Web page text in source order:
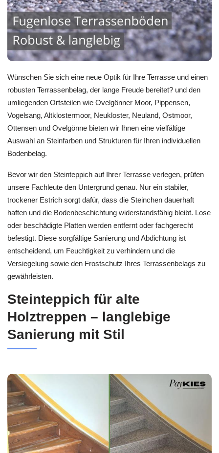
Wünschen Sie sich eine neue Optik für Ihre Terrasse und einen
robusten Terrassenbelag, der lange Freude bereitet? und den
umliegenden Ortsteilen wie Ovelgönner Moor, Pippensen,
Vogelsang, Altklostermoor, Neukloster, Neuland, Ostmoor,
Ottensen und Ovelgönne bieten wir Ihnen eine vielfältige
Auswahl an Steinfarben und Strukturen für Ihren individuellen
Bodenbelag.
Bevor wir den Steinteppich auf Ihrer Terrasse verlegen, prüfen
unsere Fachleute den Untergrund genau. Nur ein stabiler,
trockener Estrich sorgt dafür, dass die Steinchen dauerhaft
haften und die Bodenbeschichtung widerstandsfähig bleibt. Lose
oder beschädigte Platten werden entfernt oder fachgerecht
befestigt. Diese sorgfältige Sanierung und Abdichtung ist
entscheidend, um Feuchtigkeit zu verhindern und die
Versiegelung sowie den Frostschutz Ihres Terrassenbelags zu
gewährleisten.
Steinteppich für alte
Holztreppen – langlebige
Sanierung mit Stil